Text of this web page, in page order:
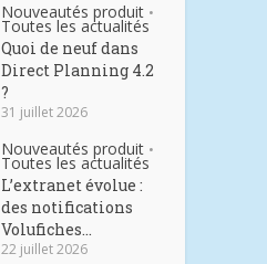
Nouveautés produit •
Toutes les actualités
Quoi de neuf dans
Direct Planning 4.2
?
31 juillet 2026
Nouveautés produit •
Toutes les actualités
L’extranet évolue :
des notifications
Volufiches...
22 juillet 2026